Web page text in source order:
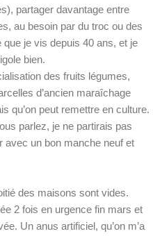
partager davantage entre
au besoin par du troc ou des
je vis depuis 40 ans, et je
bien.
des fruits légumes,
d’ancien maraîchage
qu’on peut remettre en culture.
parlez, je ne partirais pas
avec un bon manche neuf et
des maisons sont vides.
2 fois en urgence fin mars et
Un anus artificiel, qu’on m’a